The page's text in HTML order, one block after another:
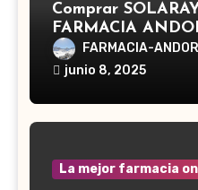
Comprar
FARMACIA
Reishi, cuyo
Ganoderma
en la medicina
FARMACIA-
junio 8, 2025
La mejor farmacia